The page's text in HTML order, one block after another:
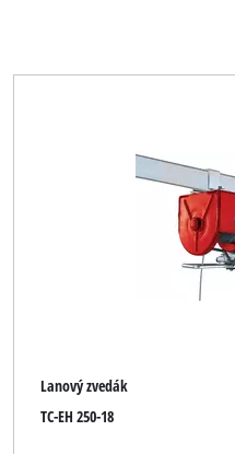
Lanový zvedák
TC-EH 250-18